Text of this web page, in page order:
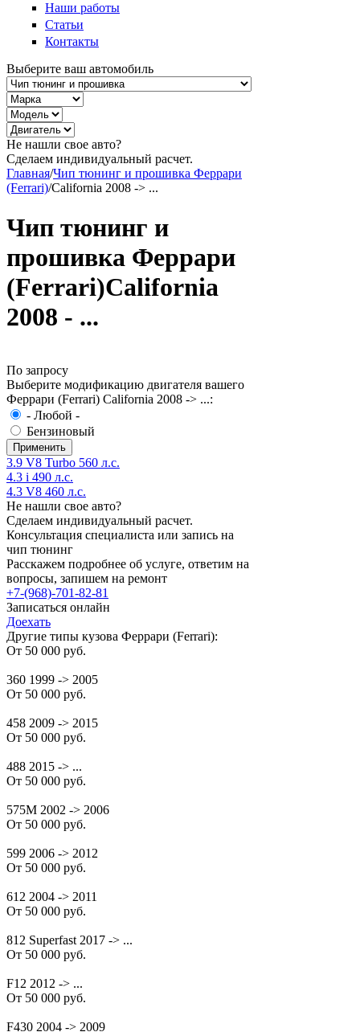
Наши работы
Статьи
Контакты
Выберите ваш автомобиль
Не нашли свое авто?
Сделаем индивидуальный расчет.
Главная/Чип тюнинг и прошивка Феррари
(Ferrari)/California 2008 -> ...
Чип тюнинг и
прошивка Феррари
(Ferrari)California
2008 - ...
По запросу
Выберите модификацию двигателя вашего
Феррари (Ferrari) California 2008 -> ...:
- Любой -
Бензиновый
3.9 V8 Turbo 560 л.с.
4.3 i 490 л.с.
4.3 V8 460 л.с.
Не нашли свое авто?
Сделаем индивидуальный расчет.
Консультация специалиста или запись на
чип тюнинг
Расскажем подробнее об услуге, ответим на
вопросы, запишем на ремонт
+7-(968)-701-82-81
Записаться онлайн
Доехать
Другие типы кузова Феррари (Ferrari):
От 50 000 руб.
360 1999 -> 2005
От 50 000 руб.
458 2009 -> 2015
От 50 000 руб.
488 2015 -> ...
От 50 000 руб.
575M 2002 -> 2006
От 50 000 руб.
599 2006 -> 2012
От 50 000 руб.
612 2004 -> 2011
От 50 000 руб.
812 Superfast 2017 -> ...
От 50 000 руб.
F12 2012 -> ...
От 50 000 руб.
F430 2004 -> 2009